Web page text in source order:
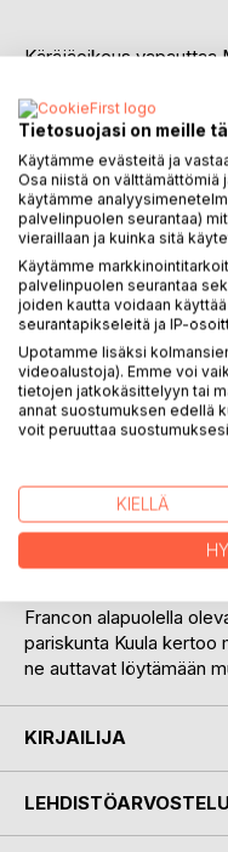
Käräjäoikeus vapauttaa
vastaan nostetuista
perustaa oman
asiakaskunta alkaa
Franco Spinelli löytyy
ammeesta.
tapausta ja toteaa sen
herättää eri lähteistä
ja numerosarjat.
Francon suomalais-
Lahteen. Äiti kertoo
armeija-ajan ja
oleskelun jälkeen.
selviää, kun asia
aikaisten ystävien
Markku isotalo on
murhasta ja saatuaan
Lahdessa, Isotalo
Lailan lounaalle.
Tutkimukset etenevät
Francon alapuolella
pariskunta Kuula kertoo
ne auttavat löytämään
KIRJAILIJA
Tietosuojasi on meille
Käytämme evästeitä ja
Osa niistä on
käytämme
palvelinpuolen seurantaa)
vieraillaan ja kuinka sitä
Käytämme
palvelinpuolen seurantaa
joiden kautta voidaan
seurantapikseleitä ja IP-
Upotamme lisäksi
videoalustoja). Emme voi
tietojen jatkokäsittelyyn tai
annat suostumuksen edellä
voit peruuttaa
KIELLÄ